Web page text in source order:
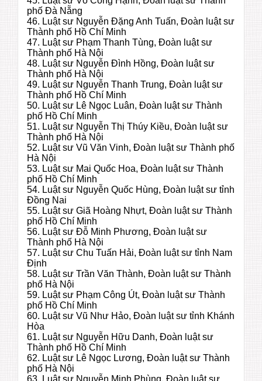
phố Đà Nẵng
46. Luật sư Nguyễn Đặng Anh Tuấn, Đoàn luật sư
Thành phố Hồ Chí Minh
47. Luật sư Phạm Thanh Tùng, Đoàn luật sư
Thành phố Hà Nội
48. Luật sư Nguyễn Đình Hồng, Đoàn luật sư
Thành phố Hà Nội
49. Luật sư Nguyễn Thanh Trung, Đoàn luật sư
Thành phố Hồ Chí Minh
50. Luật sư Lê Ngọc Luân, Đoàn luật sư Thành
phố Hồ Chí Minh
51. Luật sư Nguyễn Thị Thúy Kiều, Đoàn luật sư
Thành phố Hà Nội
52. Luật sư Vũ Văn Vinh, Đoàn luật sư Thành phố
Hà Nội
53. Luật sư Mai Quốc Hoa, Đoàn luật sư Thành
phố Hồ Chí Minh
54. Luật sư Nguyễn Quốc Hùng, Đoàn luật sư tỉnh
Đồng Nai
55. Luật sư Giã Hoàng Nhựt, Đoàn luật sư Thành
phố Hồ Chí Minh
56. Luật sư Đỗ Minh Phương, Đoàn luật sư
Thành phố Hà Nội
57. Luật sư Chu Tuấn Hải, Đoàn luật sư tỉnh Nam
Định
58. Luật sư Trần Văn Thành, Đoàn luật sư Thành
phố Hà Nội
59. Luật sư Phạm Công Út, Đoàn luật sư Thành
phố Hồ Chí Minh
60. Luật sư Vũ Như Hảo, Đoàn luật sư tỉnh Khánh
Hòa
61. Luật sư Nguyễn Hữu Danh, Đoàn luật sư
Thành phố Hồ Chí Minh
62. Luật sư Lê Ngọc Lương, Đoàn luật sư Thành
phố Hà Nội
63. Luật sư Nguyễn Minh Phùng, Đoàn luật sư